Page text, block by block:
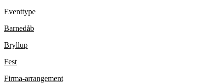
Eventtype
Barnedåb
Bryllup
Fest
Firma-arrangement